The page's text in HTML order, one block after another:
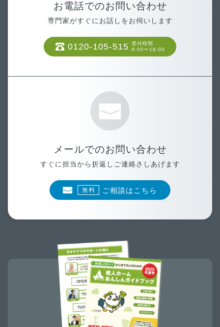
お電話でのお問い合わせ
専門家がすぐにお話しをお伺いします
0120-105-515
受付時間
9:00〜18:00
メールでのお問い合わせ
すぐに担当から折返しご連絡さしあげます
無料 ご相談はこちら